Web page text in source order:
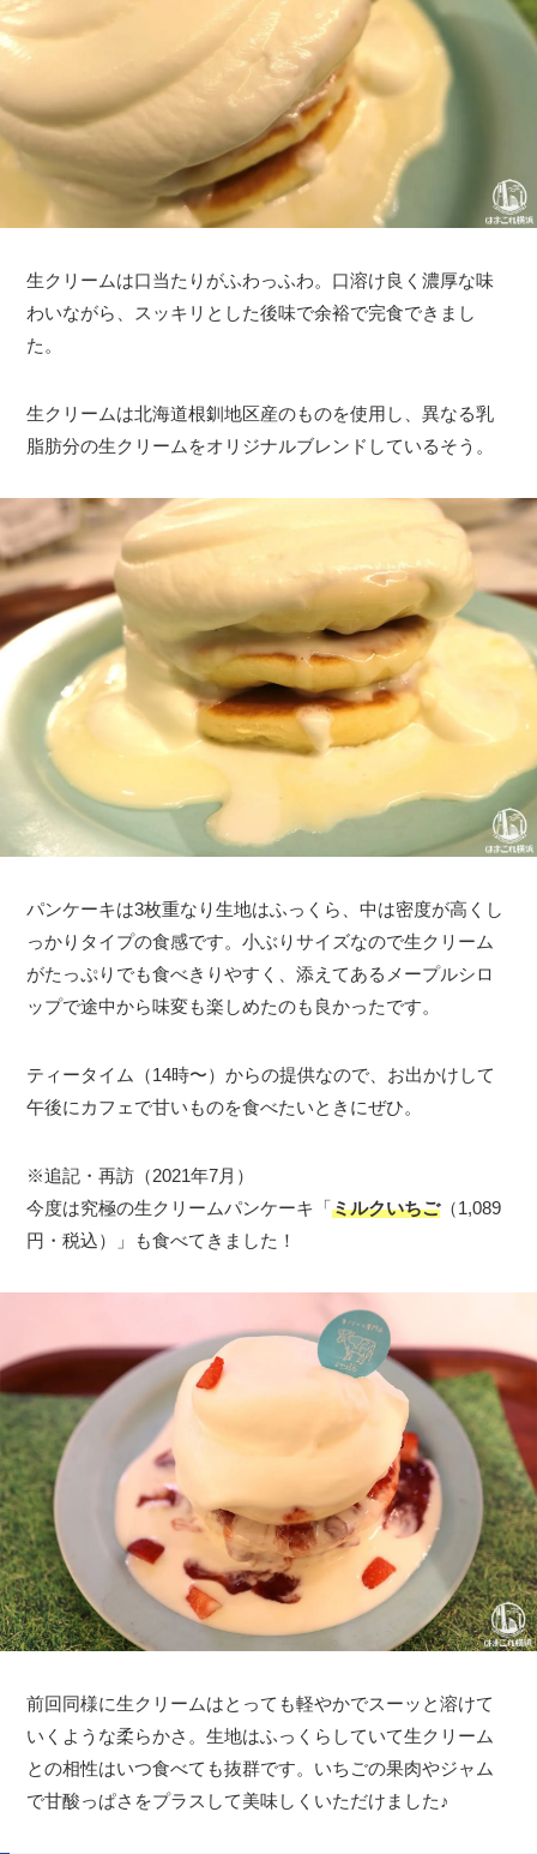
生クリームは口当たりがふわっふわ。口溶け良く濃厚な味
わいながら、スッキリとした後味で余裕で完食できまし
た。
生クリームは北海道根釧地区産のものを使用し、異なる乳
脂肪分の生クリームをオリジナルブレンドしているそう。
パンケーキは3枚重なり生地はふっくら、中は密度が高くし
っかりタイプの食感です。小ぶりサイズなので生クリーム
がたっぷりでも食べきりやすく、添えてあるメープルシロ
ップで途中から味変も楽しめたのも良かったです。
ティータイム（14時〜）からの提供なので、お出かけして
午後にカフェで甘いものを食べたいときにぜひ。
※追記・再訪（2021年7月）
今度は究極の生クリームパンケーキ「ミルクいちご（1,089
円・税込）」も食べてきました！
前回同様に生クリームはとっても軽やかでスーッと溶けて
いくような柔らかさ。生地はふっくらしていて生クリーム
との相性はいつ食べても抜群です。いちごの果肉やジャム
で甘酸っぱさをプラスして美味しくいただけました♪